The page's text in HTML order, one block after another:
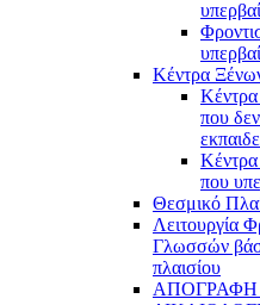
Κέντρα
που
που
Θεσμικό
Λειτουργία
Γλωσσών
πλαισίου
ΑΠΟΓΡΑΦΗ